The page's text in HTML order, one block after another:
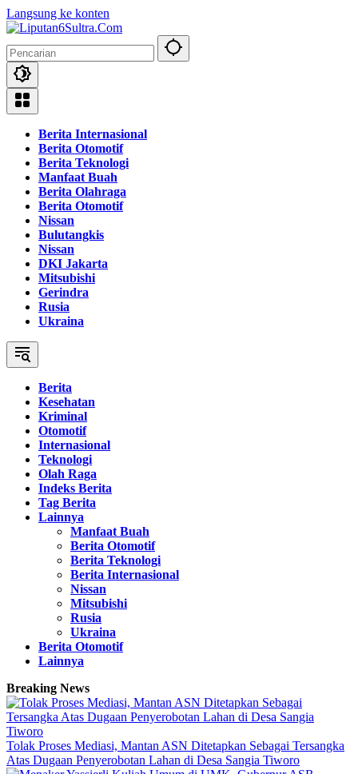
Langsung ke konten
Berita Internasional
Berita Otomotif
Berita Teknologi
Manfaat Buah
Berita Olahraga
Berita Otomotif
Nissan
Bulutangkis
Nissan
DKI Jakarta
Mitsubishi
Gerindra
Rusia
Ukraina
Berita
Kesehatan
Kriminal
Otomotif
Internasional
Teknologi
Olah Raga
Indeks Berita
Tag Berita
Lainnya
Manfaat Buah
Berita Otomotif
Berita Teknologi
Berita Internasional
Nissan
Mitsubishi
Rusia
Ukraina
Berita Otomotif
Lainnya
Breaking News
Tolak Proses Mediasi, Mantan ASN Ditetapkan Sebagai Tersangka
Atas Dugaan Penyerobotan Lahan di Desa Sangia Tiworo